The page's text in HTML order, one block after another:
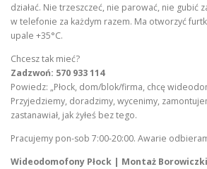
działać. Nie trzeszczeć, nie parować, nie gubić
w telefonie za każdym razem. Ma otworzyć
upale +35°C.
Chcesz tak mieć?
Zadzwoń: 570 933 114
Powiedz: „Płock, dom/blok/firma, chcę
Przyjedziemy, doradzimy, wycenimy,
zastanawiał, jak żyłeś bez tego.
Pracujemy pon-sob 7:00-20:00. Awarie
Wideodomofony Płock | Montaż